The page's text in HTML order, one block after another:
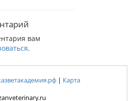
вам
.
| Карта